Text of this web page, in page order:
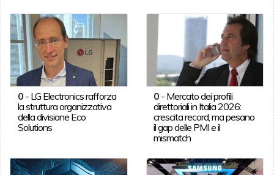
0- LG Electronics rafforza
la struttura organizzativa
della divisione Eco
Solutions
0 - Mercato dei profili
direttoriali in Italia 2026:
crescita record, ma pesano
il gap delle PMI e il
mismatch